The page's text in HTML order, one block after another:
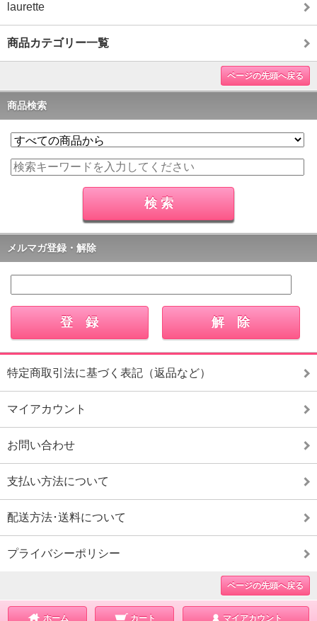
laurette
商品カテゴリー一覧
ページの先頭へ戻る
商品検索
メルマガ登録・解除
特定商取引法に基づく表記（返品など）
マイアカウント
お問い合わせ
支払い方法について
配送方法･送料について
プライバシーポリシー
ページの先頭へ戻る
ホーム カート マイアカウント